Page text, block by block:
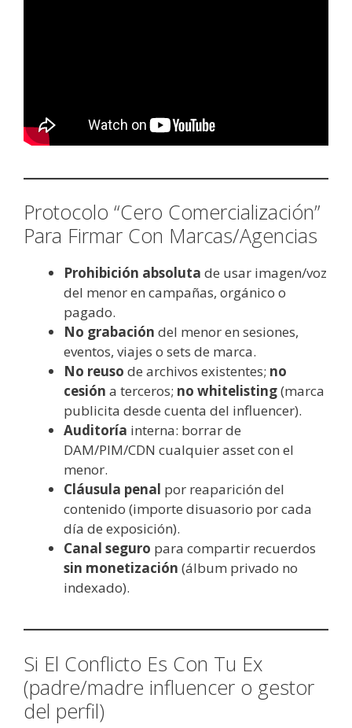
Protocolo “Cero Comercialización”
Para Firmar Con Marcas/Agencias
Prohibición absoluta de usar imagen/voz
del menor en campañas, orgánico o
pagado.
No grabación del menor en sesiones,
eventos, viajes o sets de marca.
No reuso de archivos existentes; no
cesión a terceros; no whitelisting(marca
publicita desde cuenta del influencer).
Auditoría interna: borrar de
DAM/PIM/CDN cualquier asset con el
menor.
Cláusula penal por reaparición del
contenido (importe disuasorio por cada
día de exposición).
Canal seguro para compartir recuerdos
sin monetización (álbum privado no
indexado).
Si El Conflicto Es Con Tu Ex
(padre/madre influencer o gestor
del perfil)